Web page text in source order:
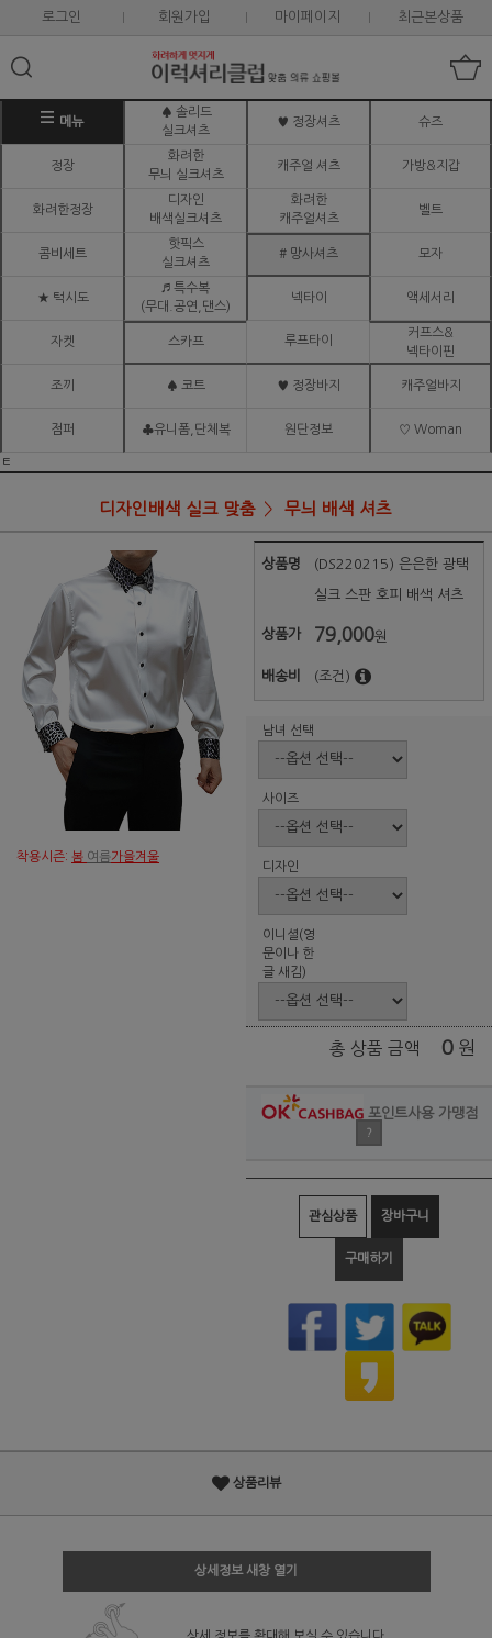
로그인 회원가입 마이페이지 최근본상품
메뉴
♠ 솔리드
실크셔츠
♥ 정장셔츠 슈즈
정장
화려한
무늬 실크셔츠
캐주얼 셔츠 가방&지갑
화려한정장
디자인
배색실크셔츠
화려한
캐주얼셔츠
벨트
콤비세트
핫픽스
실크셔츠
# 망사셔츠 모자
★ 턱시도
♬ 특수복
(무대.공연,댄스)
넥타이 액세서리
자켓 스카프 루프타이
커프스&
넥타이핀
조끼 ♠ 코트 ♥ 정장바지 캐주얼바지
점퍼 ♣유니폼,단체복 원단정보 ♡ Woman
ㅌ
디자인배색 실크 맞춤 무늬 배색 셔츠
착용시즌: 봄 여름 가을겨울
상품명 (DS220215) 은은한 광택
실크 스판 호피 배색 셔츠
상품가 79,000원
배송비 (조건)
남녀 선택
사이즈
디자인
이니셜(영
문이나 한
글 새김)
총 상품 금액 0 원
포인트사용 가맹점
?
관심상품 장바구니
구매하기
상품리뷰
상세정보 새창 열기